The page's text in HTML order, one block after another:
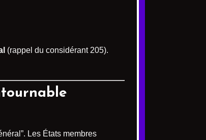
(rappel du considérant 205).
Les États membres